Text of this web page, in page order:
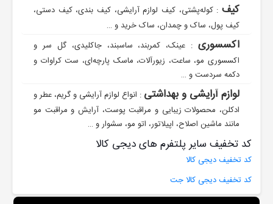
کیف : کوله‌پشتی، کیف لوازم آرایشی، کیف بندی، کیف دستی،
کیف پول، ساک و چمدان، ساک خرید و …
اکسسوری : عینک، کمربند، ساسبند، جاکلیدی، گل سر و
اکسسوری مو، ساعت، زیورآلات، ماسک پارچه‌ای، ست کراوات و
دکمه سردست و …
لوازم آرایشی و بهداشتی : انواع لوازم آرایشی و گریم، عطر و
ادکلن، محصولات زیبایی و مراقبت پوست، آرایش و مراقبت مو
مانند ماشین اصلاح، اپیلاتور، اتو مو، سشوار و …
کد تخفیف سایر پلتفرم های دیجی کالا
کد تخفیف دیجی کالا
کد تخفیف دیجی کالا جت